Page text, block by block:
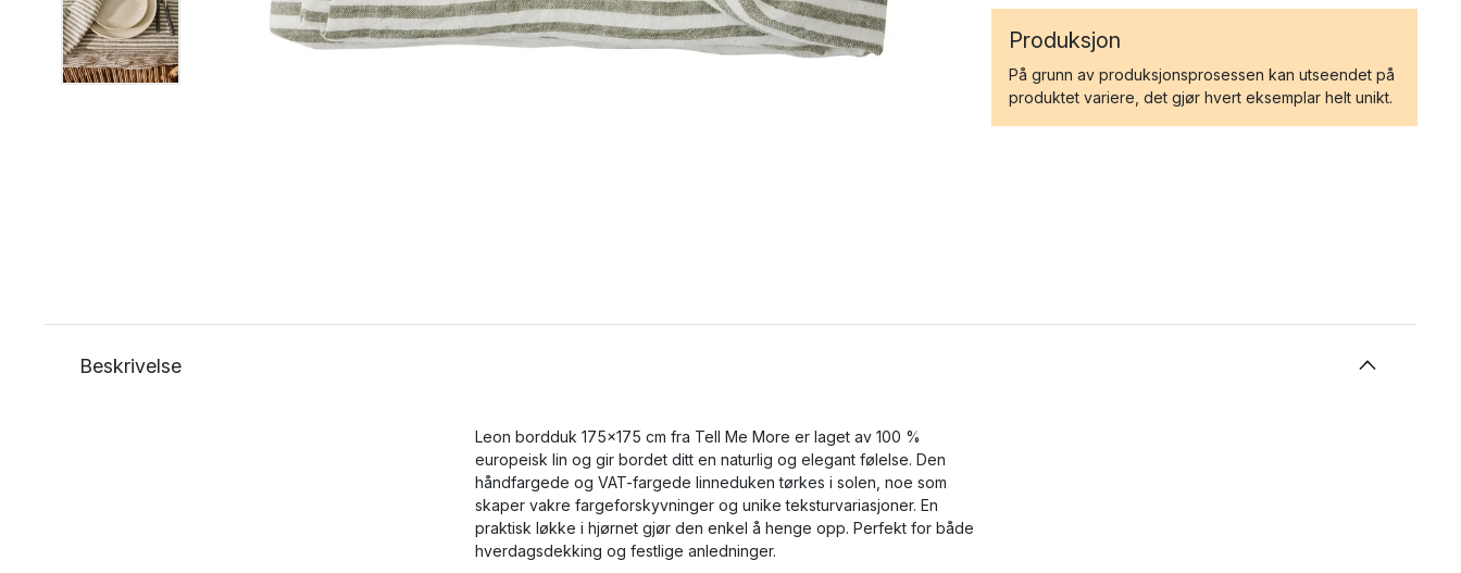
Produksjon
På grunn av produksjonsprosessen kan utseendet på
produktet variere, det gjør hvert eksemplar helt unikt.
Beskrivelse
Leon bordduk 175x175 cm fra Tell Me More er laget av 100 %
europeisk lin og gir bordet ditt en naturlig og elegant følelse. Den
håndfargede og VAT-fargede linneduken tørkes i solen, noe som
skaper vakre fargeforskyvninger og unike teksturvariasjoner. En
praktisk løkke i hjørnet gjør den enkel å henge opp. Perfekt for både
hverdagsdekking og festlige anledninger.